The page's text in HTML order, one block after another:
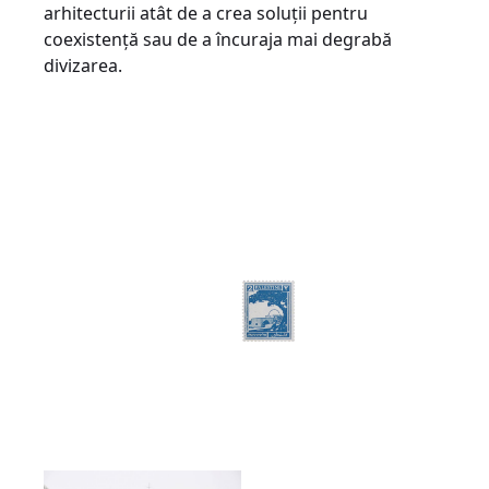
arhitecturii atât de a crea soluții pentru
coexistență sau de a încuraja mai degrabă
divizarea.